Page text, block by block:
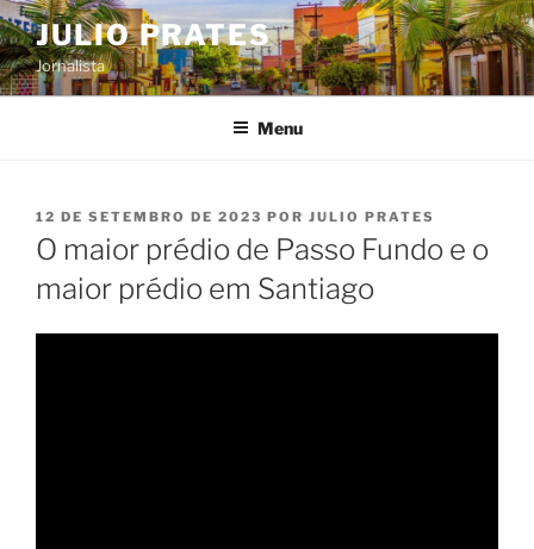
Pular
para
o
conteúdo
JULIO PRATES
Jornalista
Menu
PUBLICADO
EM
12 DE SETEMBRO DE 2023 POR JULIO PRATES
O maior prédio de Passo Fundo e o
maior prédio em Santiago